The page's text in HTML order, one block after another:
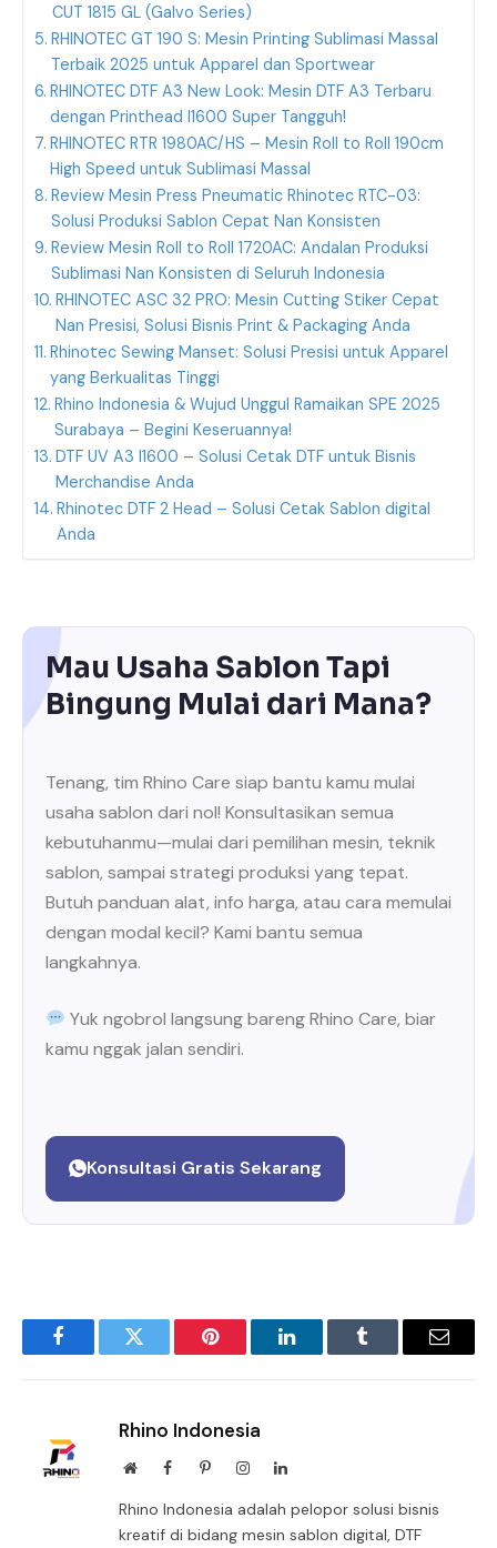
CUT 1815 GL (Galvo Series)
RHINOTEC GT 190 S: Mesin Printing Sublimasi Massal
Terbaik 2025 untuk Apparel dan Sportwear
RHINOTEC DTF A3 New Look: Mesin DTF A3 Terbaru
dengan Printhead I1600 Super Tangguh!
RHINOTEC RTR 1980AC/HS – Mesin Roll to Roll 190cm
High Speed untuk Sublimasi Massal
Review Mesin Press Pneumatic Rhinotec RTC-03:
Solusi Produksi Sablon Cepat Nan Konsisten
Review Mesin Roll to Roll 1720AC: Andalan Produksi
Sublimasi Nan Konsisten di Seluruh Indonesia
RHINOTEC ASC 32 PRO: Mesin Cutting Stiker Cepat
Nan Presisi, Solusi Bisnis Print & Packaging Anda
Rhinotec Sewing Manset: Solusi Presisi untuk Apparel
yang Berkualitas Tinggi
Rhino Indonesia & Wujud Unggul Ramaikan SPE 2025
Surabaya – Begini Keseruannya!
DTF UV A3 I1600 – Solusi Cetak DTF untuk Bisnis
Merchandise Anda
Rhinotec DTF 2 Head – Solusi Cetak Sablon digital
Anda
Mau Usaha Sablon Tapi
Bingung Mulai dari Mana?
Tenang, tim Rhino Care siap bantu kamu mulai
usaha sablon dari nol! Konsultasikan semua
kebutuhanmu—mulai dari pemilihan mesin, teknik
sablon, sampai strategi produksi yang tepat.
Butuh panduan alat, info harga, atau cara memulai
dengan modal kecil? Kami bantu semua
langkahnya.
Yuk ngobrol langsung bareng Rhino Care, biar
kamu nggak jalan sendiri.
Konsultasi Gratis Sekarang
FacebookTwitter Pinterest LinkedInTumblr Email
Rhino Indonesia
WebsiteFacebookPinterestInstagramLinkedIn
Rhino Indonesia adalah pelopor solusi bisnis
kreatif di bidang mesin sablon digital, DTF